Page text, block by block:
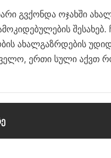
გვქონდა ოჯახში
შესახებ.
ახალგაზრდების
ერთი სული აქვთ